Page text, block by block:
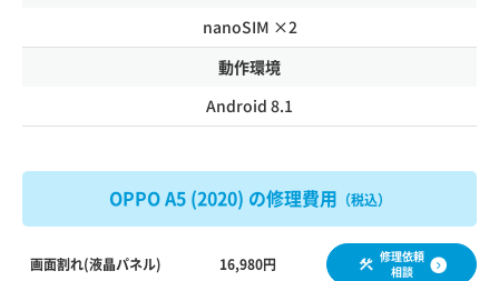
nanoSIM ×2
動作環境
Android 8.1
OPPO A5 (2020) の修理費用 （税込）
画面割れ(液晶パネル) 16,980円
修理依頼
相談